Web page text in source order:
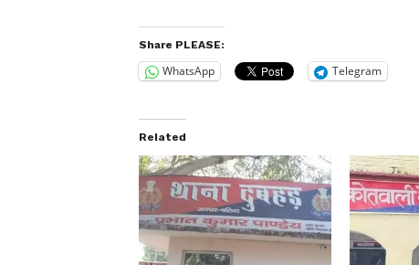
Share PLEASE:
WhatsApp Telegram
Related